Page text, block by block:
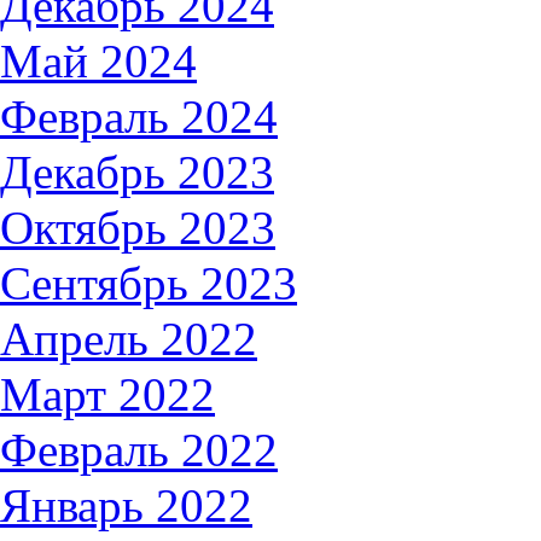
Май 2024
Февраль 2024
Декабрь 2023
Октябрь 2023
Сентябрь 2023
Апрель 2022
Март 2022
Февраль 2022
Январь 2022